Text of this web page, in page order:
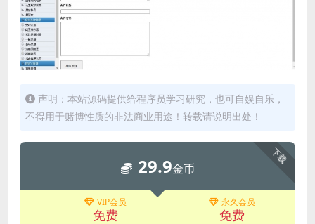
声明：本站源码提供给程序员学习研究，也可自娱自乐，
不得用于赌博性质的非法商业用途！转载请说明出处！
下载
29.9金币
VIP会员
免费
永久会员
免费